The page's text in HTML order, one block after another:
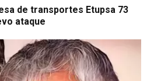
de transportes Etupsa 73
ataque